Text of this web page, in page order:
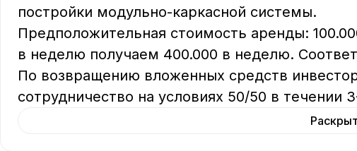
постройки модульно-каркасной системы.
Предположительная стоимость аренды:
в неделю получаем 400.000 в неделю.
По возвращению вложенных средств
сотрудничество на условиях 50/50 в течении